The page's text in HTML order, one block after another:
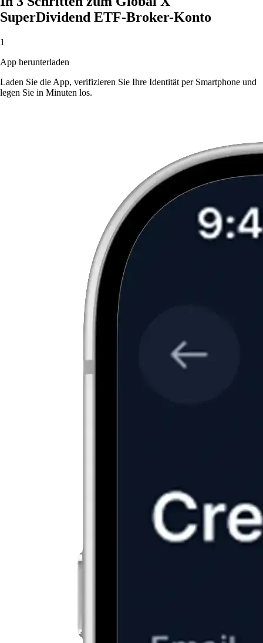
SuperDividend ETF-Broker-Konto
1
App herunterladen
Laden Sie die App, verifizieren Sie Ihre Identität per Smartphone und
legen Sie in Minuten los.